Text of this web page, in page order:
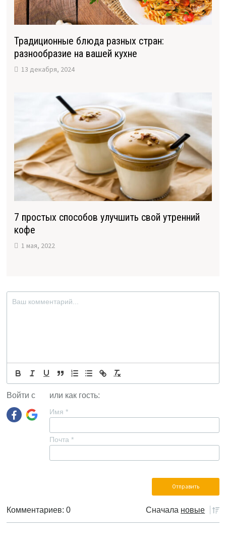
Традиционные блюда разных стран:
разнообразие на вашей кухне
13 декабря, 2024
7 простых способов улучшить свой утренний
кофе
1 мая, 2022
Войти с или как гость:
Имя *
Почта *
Комментариев: 0 Сначала новые